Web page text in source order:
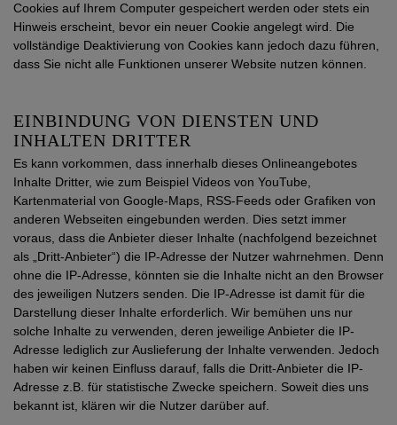
Cookies auf Ihrem Computer gespeichert werden oder stets ein
Hinweis erscheint, bevor ein neuer Cookie angelegt wird. Die
vollständige Deaktivierung von Cookies kann jedoch dazu führen,
dass Sie nicht alle Funktionen unserer Website nutzen können.
EINBINDUNG VON DIENSTEN UND
INHALTEN DRITTER
Es kann vorkommen, dass innerhalb dieses Onlineangebotes
Inhalte Dritter, wie zum Beispiel Videos von YouTube,
Kartenmaterial von Google-Maps, RSS-Feeds oder Grafiken von
anderen Webseiten eingebunden werden. Dies setzt immer
voraus, dass die Anbieter dieser Inhalte (nachfolgend bezeichnet
als „Dritt-Anbieter“) die IP-Adresse der Nutzer wahrnehmen. Denn
ohne die IP-Adresse, könnten sie die Inhalte nicht an den Browser
des jeweiligen Nutzers senden. Die IP-Adresse ist damit für die
Darstellung dieser Inhalte erforderlich. Wir bemühen uns nur
solche Inhalte zu verwenden, deren jeweilige Anbieter die IP-
Adresse lediglich zur Auslieferung der Inhalte verwenden. Jedoch
haben wir keinen Einfluss darauf, falls die Dritt-Anbieter die IP-
Adresse z.B. für statistische Zwecke speichern. Soweit dies uns
bekannt ist, klären wir die Nutzer darüber auf.